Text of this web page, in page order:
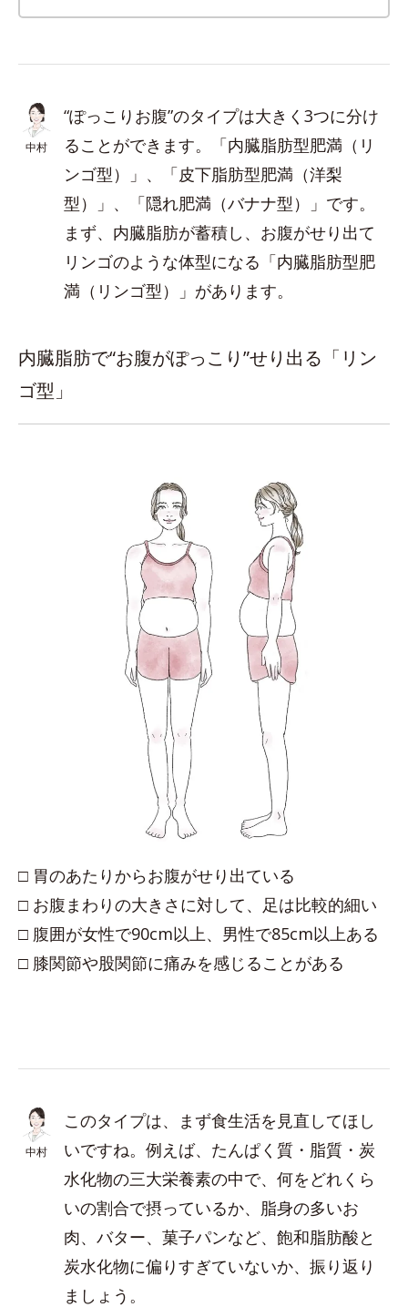
中村
“ぽっこりお腹”のタイプは大きく3つに分け
ることができます。「内臓脂肪型肥満（リ
ンゴ型）」、「皮下脂肪型肥満（洋梨
型）」、「隠れ肥満（バナナ型）」です。
まず、内臓脂肪が蓄積し、お腹がせり出て
リンゴのような体型になる「内臓脂肪型肥
満（リンゴ型）」があります。
内臓脂肪で“お腹がぽっこり”せり出る「リン
ゴ型」
□ 胃のあたりからお腹がせり出ている
□ お腹まわりの大きさに対して、足は比較的細い
□ 腹囲が女性で90cm以上、男性で85cm以上ある
□ 膝関節や股関節に痛みを感じることがある
中村
このタイプは、まず食生活を見直してほし
いですね。例えば、たんぱく質・脂質・炭
水化物の三大栄養素の中で、何をどれくら
いの割合で摂っているか、脂身の多いお
肉、バター、菓子パンなど、飽和脂肪酸と
炭水化物に偏りすぎていないか、振り返り
ましょう。